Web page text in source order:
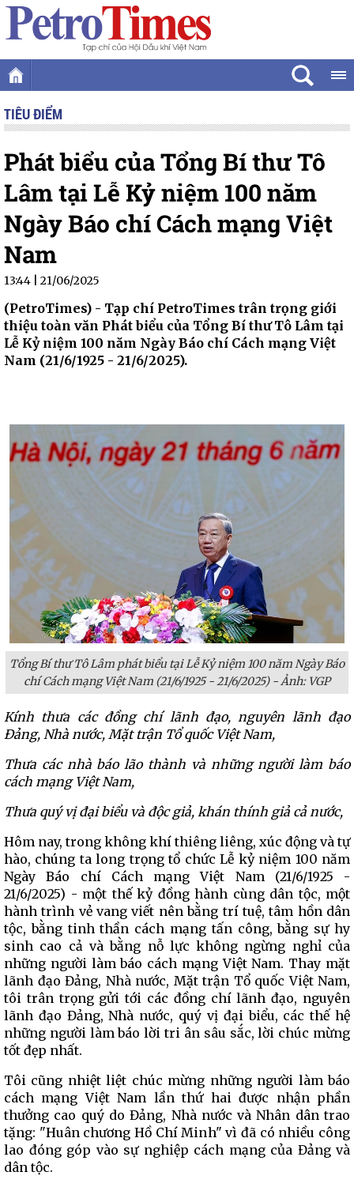
TIÊU ĐIỂM
Phát biểu của Tổng Bí thư Tô
Lâm tại Lễ Kỷ niệm 100 năm
Ngày Báo chí Cách mạng Việt
Nam
13:44 | 21/06/2025
(PetroTimes) - Tạp chí PetroTimes trân trọng giới
thiệu toàn văn Phát biểu của Tổng Bí thư Tô Lâm tại
Lễ Kỷ niệm 100 năm Ngày Báo chí Cách mạng Việt
Nam (21/6/1925 - 21/6/2025).
Tổng Bí thư Tô Lâm phát biểu tại Lễ Kỷ niệm 100 năm Ngày Báo
chí Cách mạng Việt Nam (21/6/1925 - 21/6/2025) - Ảnh: VGP
Kính thưa các đồng chí lãnh đạo, nguyên lãnh đạo
Đảng, Nhà nước, Mặt trận Tổ quốc Việt Nam,
Thưa các nhà báo lão thành và những người làm báo
cách mạng Việt Nam,
Thưa quý vị đại biểu và độc giả, khán thính giả cả nước,
Hôm nay, trong không khí thiêng liêng, xúc động và tự
hào, chúng ta long trọng tổ chức Lễ kỷ niệm 100 năm
Ngày Báo chí Cách mạng Việt Nam (21/6/1925 -
21/6/2025) - một thế kỷ đồng hành cùng dân tộc, một
hành trình vẻ vang viết nên bằng trí tuệ, tâm hồn dân
tộc, bằng tinh thần cách mạng tấn công, bằng sự hy
sinh cao cả và bằng nỗ lực không ngừng nghỉ của
những người làm báo cách mạng Việt Nam. Thay mặt
lãnh đạo Đảng, Nhà nước, Mặt trận Tổ quốc Việt Nam,
tôi trân trọng gửi tới các đồng chí lãnh đạo, nguyên
lãnh đạo Đảng, Nhà nước, quý vị đại biểu, các thế hệ
những người làm báo lời tri ân sâu sắc, lời chúc mừng
tốt đẹp nhất.
Tôi cũng nhiệt liệt chúc mừng những người làm báo
cách mạng Việt Nam lần thứ hai được nhận phần
thưởng cao quý do Đảng, Nhà nước và Nhân dân trao
tặng: "Huân chương Hồ Chí Minh" vì đã có nhiều công
lao đóng góp vào sự nghiệp cách mạng của Đảng và
dân tộc.